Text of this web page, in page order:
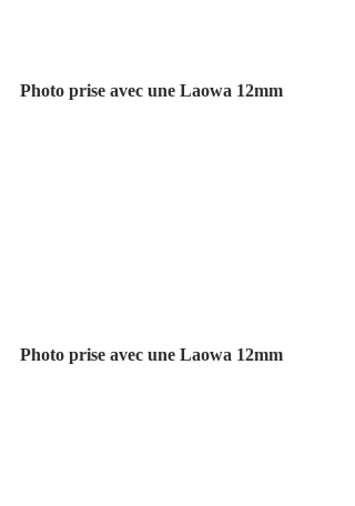
Photo prise avec une Laowa 12mm
Photo prise avec une Laowa 12mm